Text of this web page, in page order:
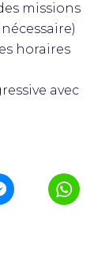
missions
horaires
avec